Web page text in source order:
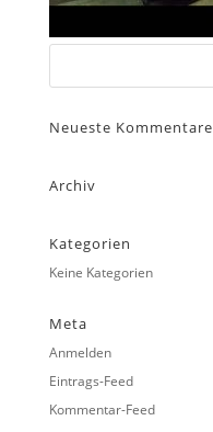
Neueste Kommentare
Archiv
Kategorien
Keine Kategorien
Meta
Anmelden
Eintrags-Feed
Kommentar-Feed